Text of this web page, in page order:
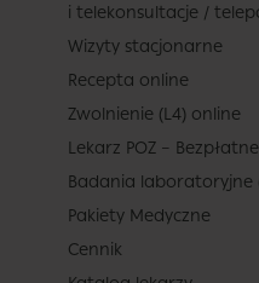
i telekonsultacje /
Wizyty stacjonarne
Recepta online
Zwolnienie (L4) online
Lekarz POZ –
Badania laboratoryjne
Pakiety Medyczne
Cennik